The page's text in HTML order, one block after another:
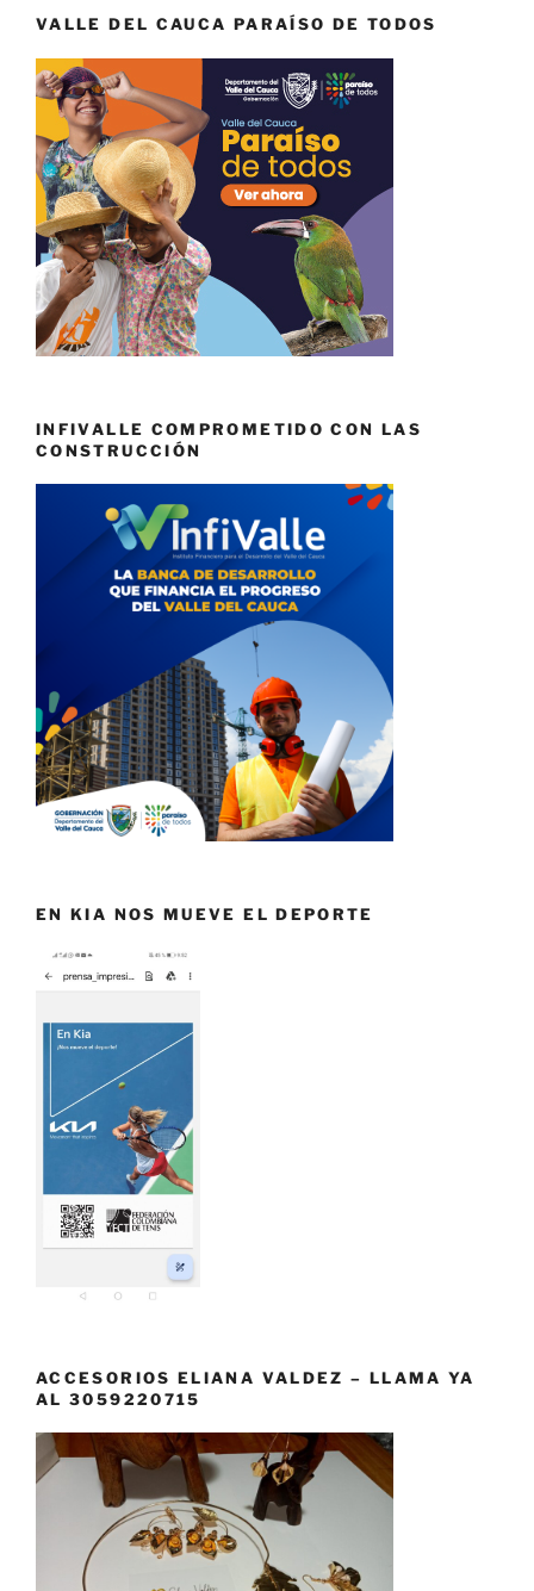
VALLE DEL CAUCA PARAÍSO DE TODOS
INFIVALLE COMPROMETIDO CON LAS
CONSTRUCCIÓN
EN KIA NOS MUEVE EL DEPORTE
ACCESORIOS ELIANA VALDEZ – LLAMA YA
AL 3059220715